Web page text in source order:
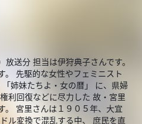
送分 担当は伊狩典子さんです。
。 先駆的な女性やフェミニスト
姉妹たちよ・女の暦」 に、県婦
利回復などに尽力した 故・宮里
。 宮里さんは１９０５年、大宜
ル変換で混乱する中、 庶民を直